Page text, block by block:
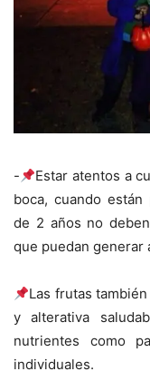
-
Estar atentos a
boca, cuando
de 2 años no
que puedan generar
Las frutas
y alterativa
nutrientes como
individuales.